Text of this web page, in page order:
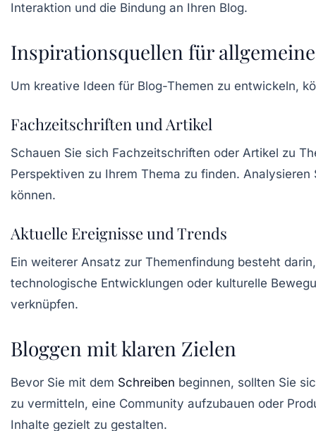
Interaktion und die Bindung an Ihren Blog.
Inspirationsquellen für
Um kreative Ideen für Blog-Themen zu entwickeln,
Fachzeitschriften und Artikel
Schauen Sie sich Fachzeitschriften oder Artikel zu
Perspektiven zu Ihrem Thema zu finden.
können.
Aktuelle Ereignisse und Trends
Ein weiterer Ansatz zur Themenfindung besteht
technologische Entwicklungen oder kulturelle
verknüpfen.
Bloggen mit klaren Zielen
Bevor Sie mit dem Schreiben beginnen, sollten Sie
zu vermitteln, eine Community aufzubauen oder
Inhalte gezielt zu gestalten.